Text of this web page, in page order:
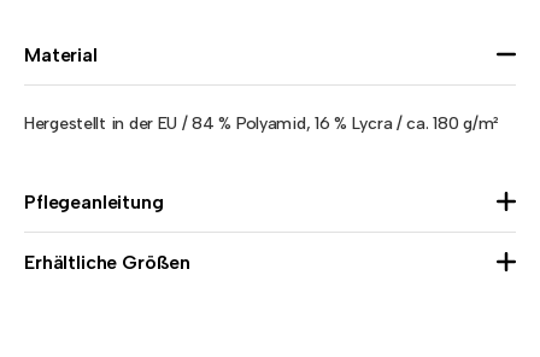
Material
Hergestellt in der EU / 84 % Polyamid, 16 % Lycra / ca. 180 g/m²
Pflegeanleitung
Erhältliche Größen